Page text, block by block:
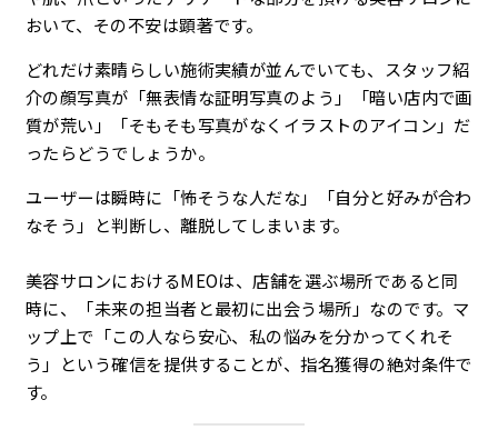
おいて、その不安は顕著です。
どれだけ素晴らしい施術実績が並んでいても、スタッフ紹
介の顔写真が「無表情な証明写真のよう」「暗い店内で画
質が荒い」「そもそも写真がなくイラストのアイコン」だ
ったらどうでしょうか。
ユーザーは瞬時に「怖そうな人だな」「自分と好みが合わ
なそう」と判断し、離脱してしまいます。
美容サロンにおけるMEOは、店舗を選ぶ場所であると同
時に、「未来の担当者と最初に出会う場所」なのです。マ
ップ上で「この人なら安心、私の悩みを分かってくれそ
う」という確信を提供することが、指名獲得の絶対条件で
す。